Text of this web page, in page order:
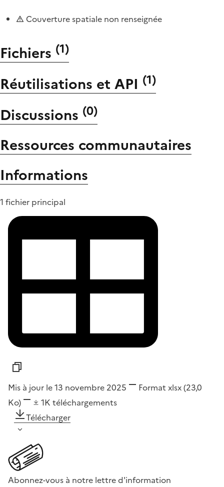
Couverture spatiale non renseignée
Fichiers (1)
Réutilisations et API (1)
Discussions (0)
Ressources communautaires
Informations
1 fichier principal
Mis à jour le 13 novembre 2025 Format xlsx(23,0
Ko)
1K téléchargements
Télécharger
Abonnez-vous à notre lettre d'information